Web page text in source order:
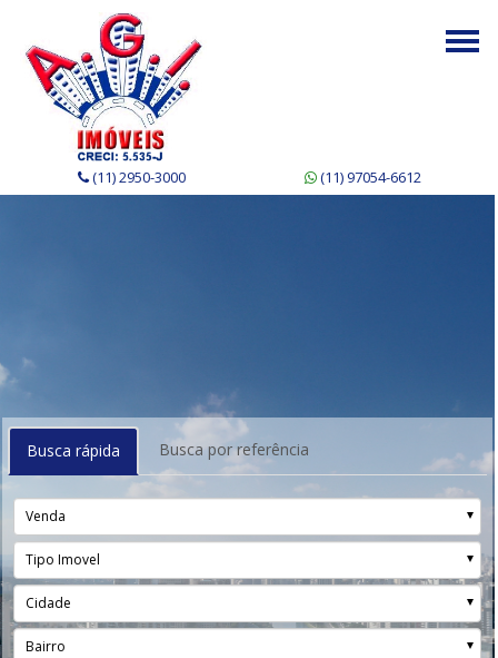
(11) 2950-3000 (11) 97054-6612
Busca rápida Busca por referência
Venda
Tipo Imovel
Cidade
Bairro